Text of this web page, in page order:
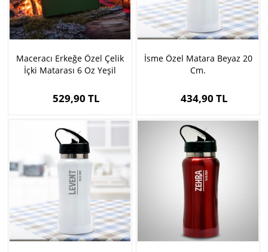
Maceracı Erkeğe Özel Çelik
İçki Matarası 6 Oz Yeşil
529,90 TL
İsme Özel Matara Beyaz 20
Cm.
434,90 TL